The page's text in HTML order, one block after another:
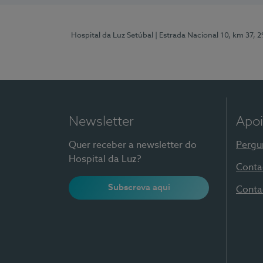
Hospital da Luz Setúbal | Estrada Nacional 10, km 37,
Newsletter
Quer receber a newsletter do
Hospital da Luz?
Subscreva aqui